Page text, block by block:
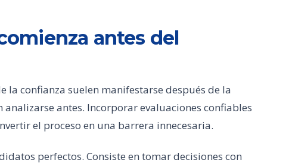
antes del
la confianza suelen manifestarse después de la
antes. Incorporar evaluaciones confiables
el proceso en una barrera innecesaria.
perfectos. Consiste en tomar decisiones con